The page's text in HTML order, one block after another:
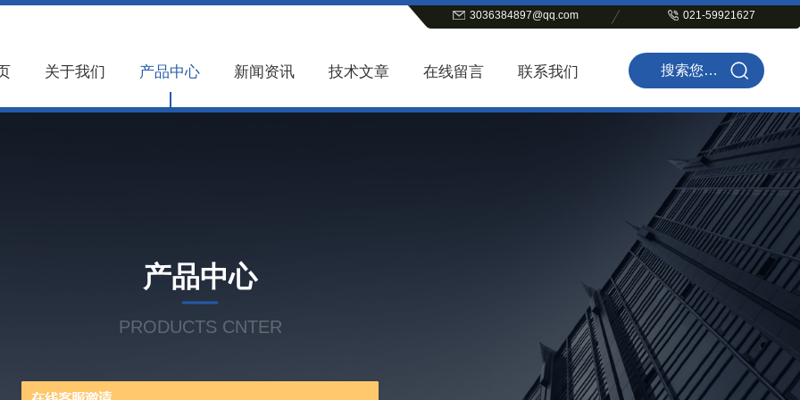
3036384897@qq.com 021-59921627
关于我们 产品中心 新闻资讯 技术文章 在线留言 联系我们
产品中心
PRODUCTS CNTER